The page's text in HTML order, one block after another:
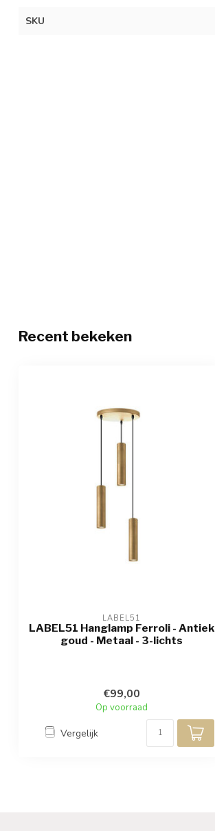
SKU
Recent bekeken
LABEL51
LABEL51 Hanglamp Ferroli - Antiek
goud - Metaal - 3-lichts
€99,00
Op voorraad
Vergelijk